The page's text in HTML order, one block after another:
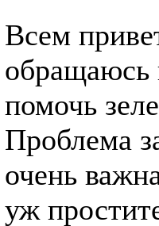
Всем
обращаюсь
помочь
Проблема
очень
уж